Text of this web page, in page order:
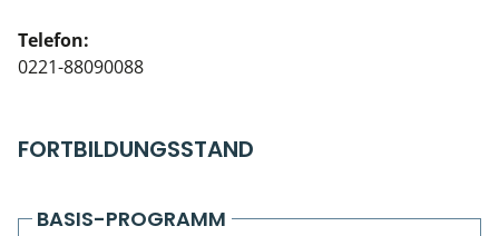
Telefon:
0221-88090088
FORTBILDUNGSSTAND
BASIS-PROGRAMM
Live Online-Kurse